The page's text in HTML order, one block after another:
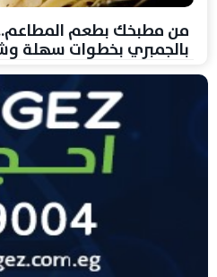
من مطبخك بطعم المطاعم..
بالجمبري بخطوات سهلة